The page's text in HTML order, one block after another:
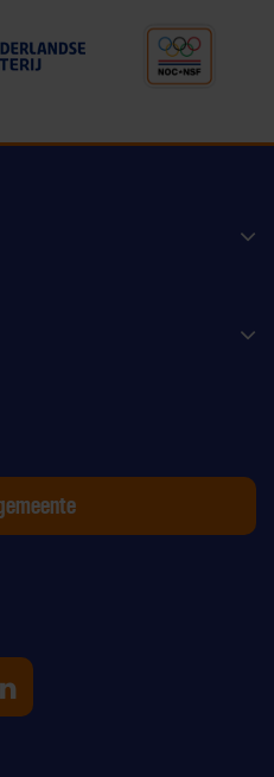
op Instagram
op Youtube
Uniek Sporten op